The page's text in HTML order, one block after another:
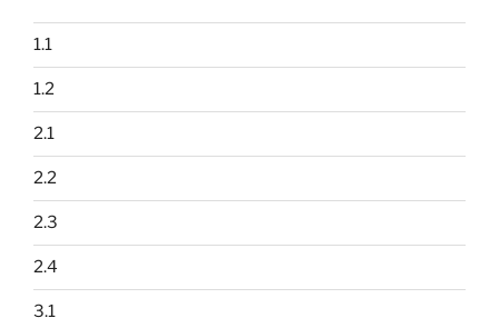
1.1
1.2
2.1
2.2
2.3
2.4
3.1